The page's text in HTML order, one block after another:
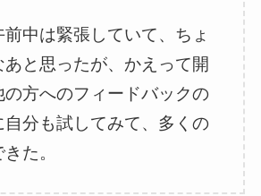
中は緊張していて、ちょ
あと思ったが、かえって開
の方へのフィードバックの
自分も試してみて、多くの
た。